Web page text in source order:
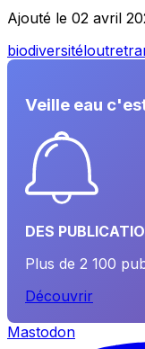
Ajouté le 02 avril
biodiversitéloutre
Veille eau
DES
Plus de 2 100
Découvrir
Mastodon